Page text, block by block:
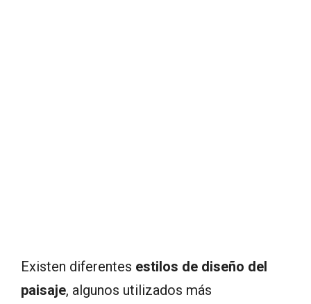
Existen diferentes estilos de diseño del
paisaje, algunos utilizados más